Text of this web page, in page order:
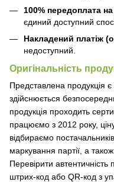
100% передоплата
єдиний доступний
Накладений платіж
недоступний.
Оригінальність
Представлена продукція
здійснюється
продукція проходить
працюємо з 2012 року,
відбираємо
маркування партії, а
Перевірити
штрих-код або QR-код з